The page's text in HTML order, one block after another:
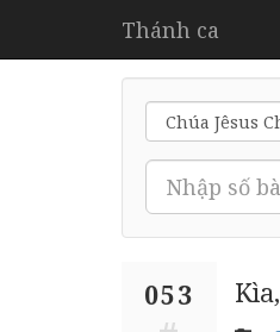
Thánh ca
053